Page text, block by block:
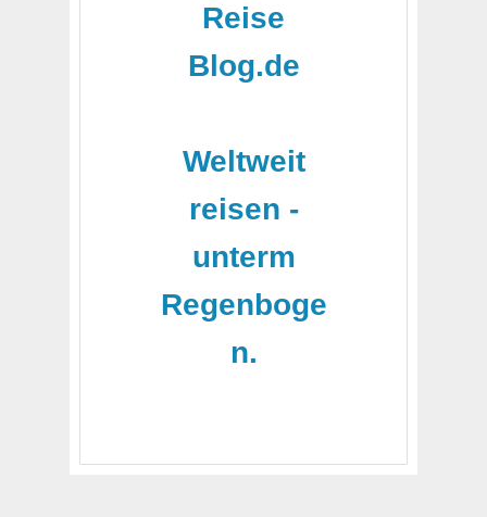
Reise
Blog.de
Weltweit
reisen -
unterm
Regenboge
n.